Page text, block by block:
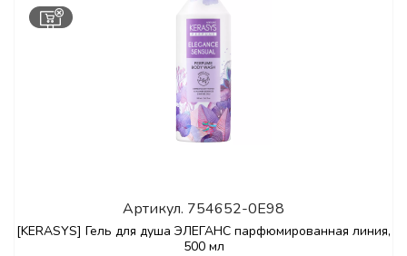
Артикул. 754652-0E98
[KERASYS] Гель для душа ЭЛЕГАНС парфюмированная линия,
500 мл